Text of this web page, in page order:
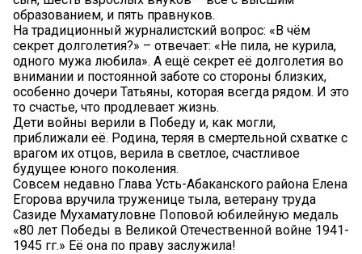
образованием, и пять правнуков.
На традиционный журналистский вопрос: «В чём
секрет долголетия?» – отвечает: «Не пила, не курила,
одного мужа любила». А ещё секрет её долголетия во
внимании и постоянной заботе со стороны близких,
особенно дочери Татьяны, которая всегда рядом. И это
то счастье, что продлевает жизнь.
Дети войны верили в Победу и, как могли,
приближали её. Родина, теряя в смертельной схватке с
врагом их отцов, верила в светлое, счастливое
будущее юного поколения.
Совсем недавно Глава Усть-Абаканского района Елена
Егорова вручила труженице тыла, ветерану труда
Сазиде Мухаматуловне Поповой юбилейную медаль
«80 лет Победы в Великой Отечественной войне 1941-
1945 гг.» Её она по праву заслужила!